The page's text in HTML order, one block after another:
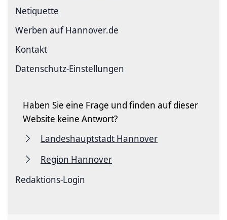
Netiquette
Werben auf Hannover.de
Kontakt
Datenschutz-Einstellungen
Haben Sie eine Frage und finden auf dieser
Website keine Antwort?
Landeshauptstadt Hannover
Region Hannover
Redaktions-Login